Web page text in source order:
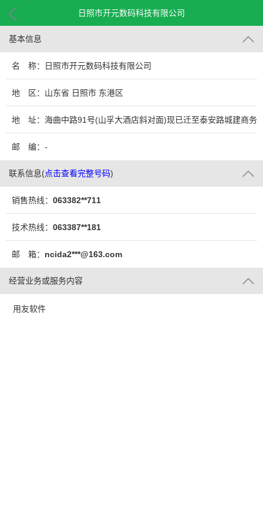
日照市开元数码科技有限公司
基本信息
名 称：日照市开元数码科技有限公司
地 区：山东省 日照市 东港区
地 址：海曲中路91号(山孚大酒店斜对面)现已迁至泰安路城建商务
中心
邮 编：-
联系信息(点击查看完整号码)
销售热线： 063382**711
技术热线： 063387**181
邮 箱： ncida2***@163.com
经营业务或服务内容
用友软件